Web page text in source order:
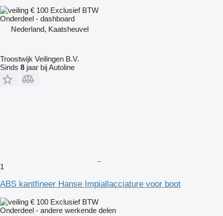
€ 100 Exclusief BTW
Onderdeel - dashboard
Nederland, Kaatsheuvel
Troostwijk Veilingen B.V.
Sinds 8 jaar bij Autoline
1
ABS kantfineer Hanse Impiallacciature voor boot
€ 100 Exclusief BTW
Onderdeel - andere werkende delen